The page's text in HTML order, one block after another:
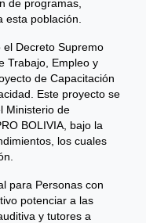
de programas,
esta población.
Decreto Supremo
Trabajo, Empleo y
de Capacitación
Este proyecto se
Ministerio de
BOLIVIA, bajo la
los cuales
para Personas con
potenciar a las
y tutores a